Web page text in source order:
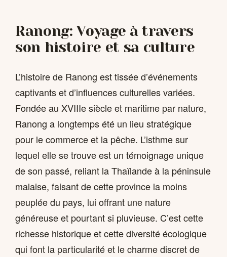
Ranong: Voyage à travers
son histoire et sa culture
L’histoire de Ranong est tissée d’événements
captivants et d’influences culturelles variées.
Fondée au XVIIIe siècle et maritime par nature,
Ranong a longtemps été un lieu stratégique
pour le commerce et la pêche. L’isthme sur
lequel elle se trouve est un témoignage unique
de son passé, reliant la Thaïlande à la péninsule
malaise, faisant de cette province la moins
peuplée du pays, lui offrant une nature
généreuse et pourtant si pluvieuse. C’est cette
richesse historique et cette diversité écologique
qui font la particularité et le charme discret de